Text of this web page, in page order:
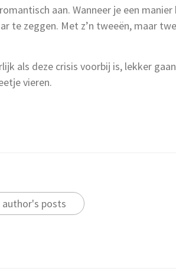
aan. Wanneer je een
te zeggen. Met z’n tweeën, maar
als deze crisis voorbij is, lekker
vieren.
author's posts